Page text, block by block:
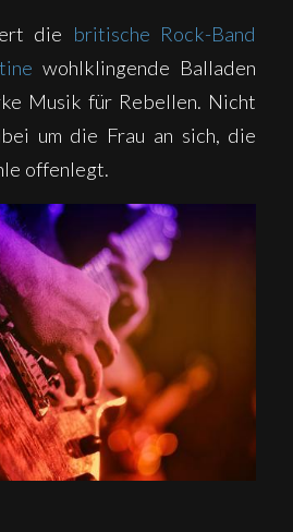
die britische Rock-Band
wohlklingende Balladen
Musik für Rebellen. Nicht
um die Frau an sich, die
offenlegt.